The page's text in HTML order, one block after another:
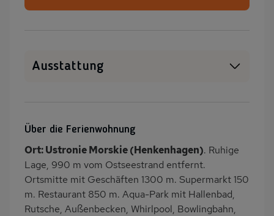
Ausstattung
Heizung
Garten
Terrasse
Grill
Kinderspielplatz
PKW-Parkplatz
Eingezäuntes
Grundstück
Über die Ferienwohnung
Ort: Ustronie Morskie (Henkenhagen). Ruhige
Lage, 990 m vom Ostseestrand entfernt.
Ortsmitte mit Geschäften 1300 m. Supermarkt 150
m. Restaurant 850 m. Aqua-Park mit Hallenbad,
Rutsche, Außenbecken, Whirlpool, Bowlingbahn,